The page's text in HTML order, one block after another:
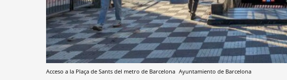
Acceso a la Plaça de Sants del metro de Barcelona Ayuntamiento de Barcelona